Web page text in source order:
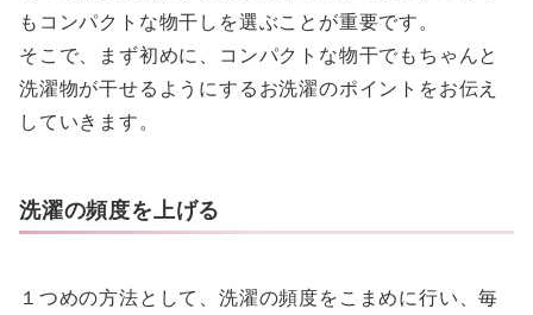
もコンパクトな物干しを選ぶことが重要です。
そこで、まず初めに、コンパクトな物干でもちゃんと
洗濯物が干せるようにするお洗濯のポイントをお伝え
していきます。
洗濯の頻度を上げる
１つめの方法として、洗濯の頻度をこまめに行い、毎